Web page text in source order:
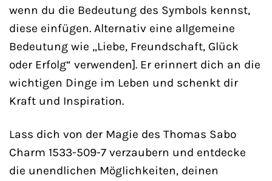
wenn du die Bedeutung des Symbols kennst,
diese einfügen. Alternativ eine allgemeine
Bedeutung wie „Liebe, Freundschaft, Glück
oder Erfolg“ verwenden]. Er erinnert dich an die
wichtigen Dinge im Leben und schenkt dir
Kraft und Inspiration.
Lass dich von der Magie des Thomas Sabo
Charm 1533-509-7 verzaubern und entdecke
die unendlichen Möglichkeiten, deinen